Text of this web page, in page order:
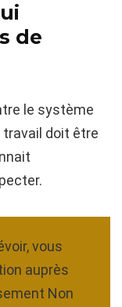
de
le système
travail doit être
vous
auprès
Non